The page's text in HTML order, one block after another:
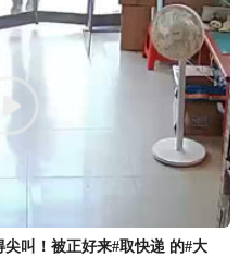
叫！被正好来#取快递 的#大